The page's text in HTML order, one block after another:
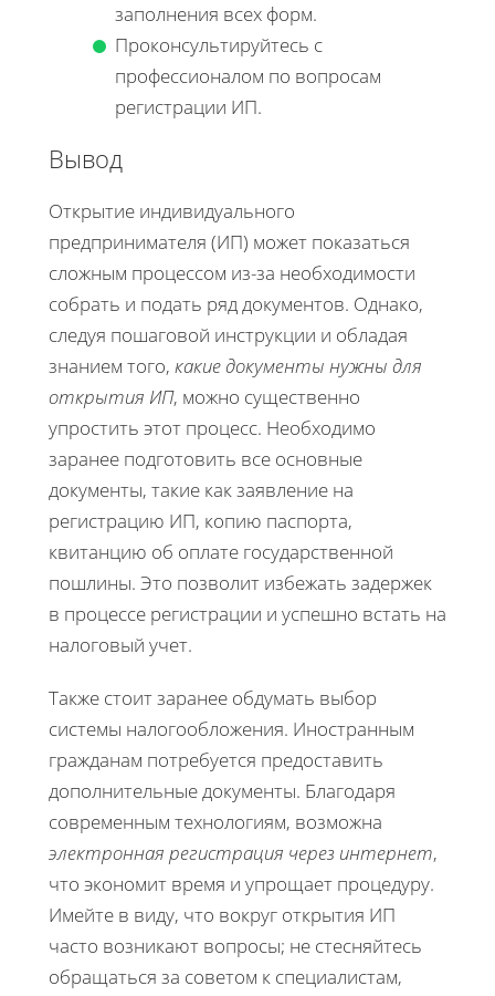
заполнения всех форм.
Проконсультируйтесь с
профессионалом по вопросам
регистрации ИП.
Вывод
Открытие индивидуального
предпринимателя (ИП) может показаться
сложным процессом из-за необходимости
собрать и подать ряд документов. Однако,
следуя пошаговой инструкции и обладая
знанием того, какие документы нужны для
открытия ИП, можно существенно
упростить этот процесс. Необходимо
заранее подготовить все основные
документы, такие как заявление на
регистрацию ИП, копию паспорта,
квитанцию об оплате государственной
пошлины. Это позволит избежать задержек
в процессе регистрации и успешно встать на
налоговый учет.
Также стоит заранее обдумать выбор
системы налогообложения. Иностранным
гражданам потребуется предоставить
дополнительные документы. Благодаря
современным технологиям, возможна
электронная регистрация через интернет,
что экономит время и упрощает процедуру.
Имейте в виду, что вокруг открытия ИП
часто возникают вопросы; не стесняйтесь
обращаться за советом к специалистам,